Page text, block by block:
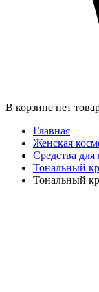
В корзине нет
Главная
Женская
Средства для
Тональный
Тональный